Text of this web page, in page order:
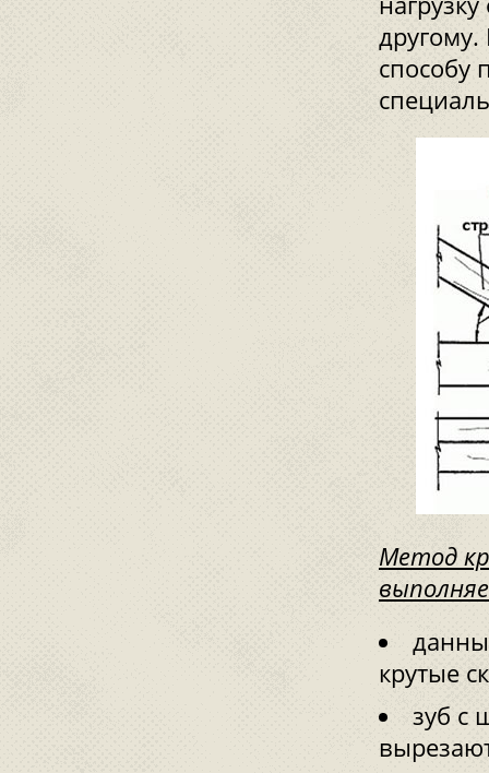
другому.
способу
Метод
крутые
зуб с